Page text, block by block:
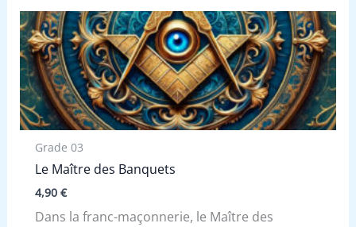
Grade 03
Le Maître des Banquets
4,90 €
Dans la franc-maçonnerie, le Maître des